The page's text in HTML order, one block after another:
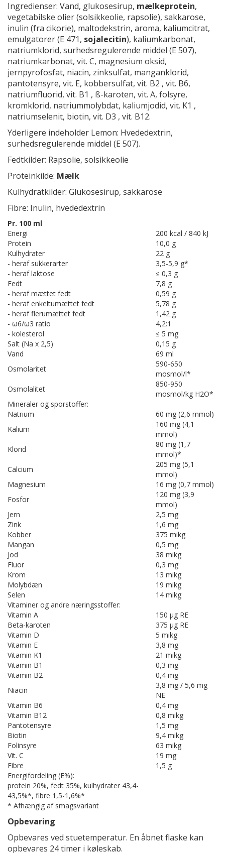
Ingredienser: Vand, glukosesirup, mælkeprotein,
vegetabilske olier (solsikkeolie, rapsolie), sakkarose,
inulin (fra cikorie), maltodekstrin, aroma, kaliumcitrat,
emulgatorer (E 471, sojalecitin), kaliumkarbonat,
natriumklorid, surhedsregulerende middel (E 507),
natriumkarbonat, vit. C, magnesium oksid,
jernpyrofosfat, niacin, zinksulfat, manganklorid,
pantotensyre, vit. E, kobbersulfat, vit. B2 , vit. B6,
natriumfluorid, vit. B1 , ß-karoten, vit. A, folsyre,
kromklorid, natriummolybdat, kaliumjodid, vit. K1 ,
natriumselenit, biotin, vit. D3 , vit. B12.
Yderligere indeholder Lemon: Hvededextrin,
surhedsregulerende middel (E 507).
Fedtkilder: Rapsolie, solsikkeolie
Proteinkilde: Mælk
Kulhydratkilder: Glukosesirup, sakkarose
Fibre: Inulin, hvededextrin
Pr. 100 ml
Energi
200 kcal / 840 kJ
Protein
10,0 g
Kulhydrater
22 g
- heraf sukkerarter
3,5-5,9 g*
- heraf laktose
≤ 0,3 g
Fedt
7,8 g
- heraf mættet fedt
0,59 g
- heraf enkeltumættet fedt
5,78 g
- heraf flerumættet fedt
1,42 g
- ω6/ω3 ratio
4,2:1
- kolesterol
≤ 5 mg
Salt (Na x 2,5)
0,15 g
Vand
69 ml
Osmolaritet
590-650
mosmol/l*
Osmolalitet
850-950
mosmol/kg H2O*
Mineraler og sporstoffer:
Natrium
60 mg (2,6 mmol)
Kalium
160 mg (4,1
mmol)
Klorid
80 mg (1,7
mmol)*
Calcium
205 mg (5,1
mmol)
Magnesium
16 mg (0,7 mmol)
Fosfor
120 mg (3,9
mmol)
Jern
2,5 mg
Zink
1,6 mg
Kobber
375 mikg
Mangan
0,5 mg
Jod
38 mikg
Fluor
0,3 mg
Krom
13 mikg
Molybdæn
19 mikg
Selen
14 mikg
Vitaminer og andre næringsstoffer:
Vitamin A
150 μg RE
Beta-karoten
375 μg RE
Vitamin D
5 mikg
Vitamin E
3,8 mg
Vitamin K1
21 mikg
Vitamin B1
0,3 mg
Vitamin B2
0,4 mg
Niacin
3,8 mg / 5,6 mg
NE
Vitamin B6
0,4 mg
Vitamin B12
0,8 mikg
Pantotensyre
1,5 mg
Biotin
9,4 mikg
Folinsyre
63 mikg
Vit. C
19 mg
Fibre
1,5 g
Energifordeling (E%):
protein 20%, fedt 35%, kulhydrater 43,4-
43,5%*, fibre 1,5-1,6%*
* Afhængig af smagsvariant
Opbevaring
Opbevares ved stuetemperatur. En åbnet flaske kan
opbevares 24 timer i køleskab.